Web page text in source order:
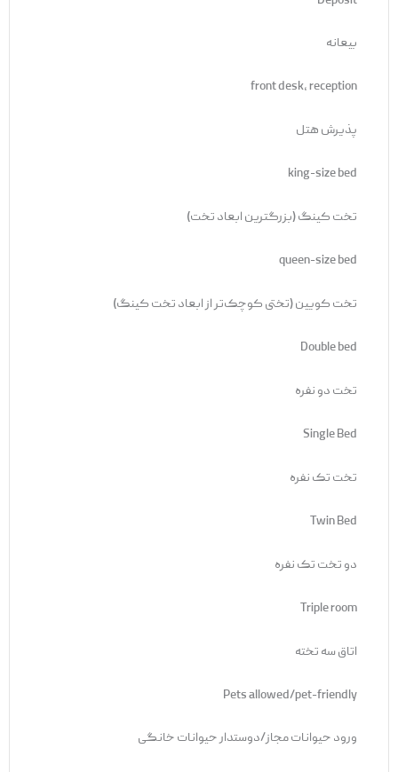
بیعانه
front desk, reception
پذیرش هتل
king-size bed
تخت کینگ (بزرگترین ابعاد تخت)
queen-size bed
تخت کویین (تختی کوچک‌تر از ابعاد تخت کینگ)
Double bed
تخت دو نفره
Single Bed
تخت تک نفره
Twin Bed
دو تخت تک نفره
Triple room
اتاق سه تخته
Pets allowed/pet-friendly
ورود حیوانات مجاز/دوستدار حیوانات خانگی